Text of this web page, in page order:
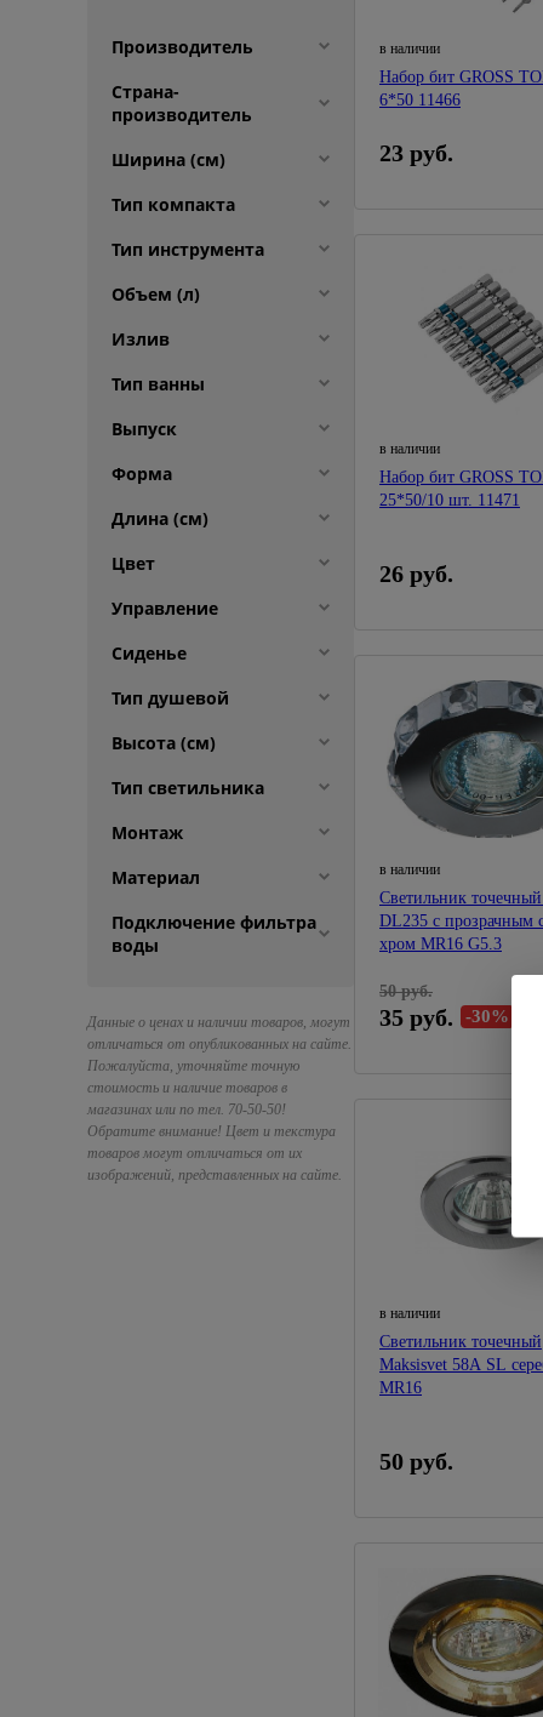
в наличии
Набор бит GROSS
6*50 11466
23 руб.
в наличии
Набор бит GROSS
25*50/10 шт. 11471
26 руб.
в наличии
Светильник
DL235 с прозрачным
хром MR16 G5.3
50 руб.
35 руб. -30%
в наличии
Светильник точечный
Maksisvet 58A SL
MR16
50 руб.
Производитель
Страна-
производитель
Ширина (см)
Тип компакта
Тип инструмента
Объем (л)
Излив
Тип ванны
Выпуск
Форма
Длина (см)
Цвет
Управление
Сиденье
Тип душевой
Высота (см)
Тип светильника
Монтаж
Материал
Подключение фильтра
воды
Данные о ценах и наличии товаров, могут
отличаться от опубликованных на сайте.
Пожалуйста, уточняйте точную
стоимость и наличие товаров в
магазинах или по тел. 70-50-50!
Обратите внимание! Цвет и текстура
товаров могут отличаться от их
изображений, представленных на сайте.